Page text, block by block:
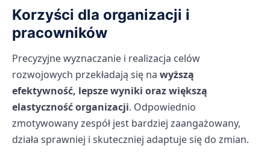
Korzyści dla organizacji i
pracowników
Precyzyjne wyznaczanie i realizacja celów
rozwojowych przekładają się na wyższą
efektywność, lepsze wyniki oraz większą
elastyczność organizacji. Odpowiednio
zmotywowany zespół jest bardziej zaangażowany,
działa sprawniej i skuteczniej adaptuje się do zmian.